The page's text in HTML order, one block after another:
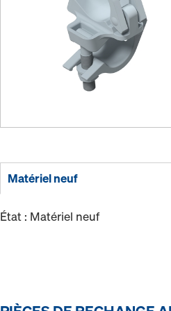
Matériel neuf
État : Matériel neuf